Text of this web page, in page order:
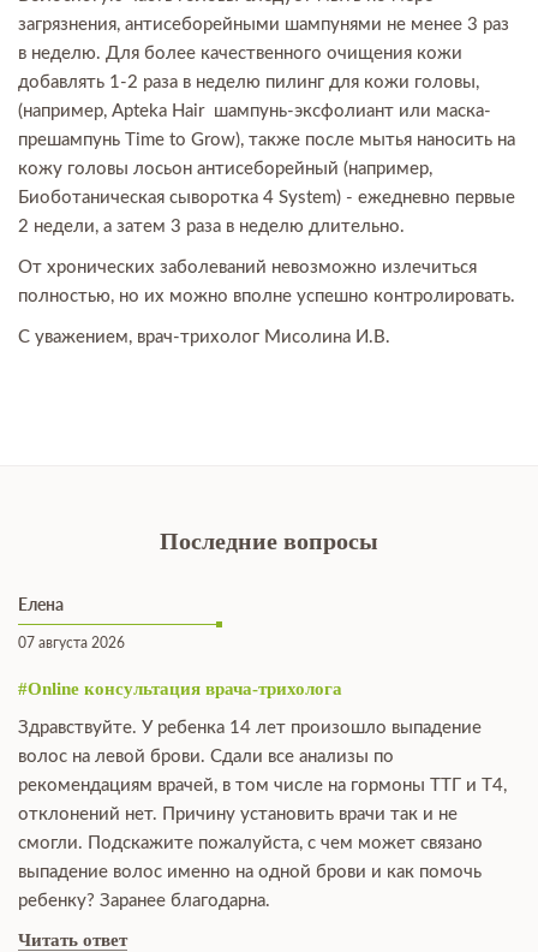
загрязнения, антисеборейными шампунями не менее 3 раз
в неделю. Для более качественного очищения кожи
добавлять 1-2 раза в неделю пилинг для кожи головы,
(например, Apteka Hair шампунь-эксфолиант или маска-
прешампунь Time to Grow), также после мытья наносить на
кожу головы лосьон антисеборейный (например,
Биоботаническая сыворотка 4 System) - ежедневно первые
2 недели, а затем 3 раза в неделю длительно.
От хронических заболеваний невозможно излечиться
полностью, но их можно вполне успешно контролировать.
С уважением, врач-трихолог Мисолина И.В.
Последние вопросы
Елена
07 августа 2026
#Online консультация врача-трихолога
Здравствуйте. У ребенка 14 лет произошло выпадение
волос на левой брови. Сдали все анализы по
рекомендациям врачей, в том числе на гормоны ТТГ и Т4,
отклонений нет. Причину установить врачи так и не
смогли. Подскажите пожалуйста, с чем может связано
выпадение волос именно на одной брови и как помочь
ребенку? Заранее благодарна.
Читать ответ